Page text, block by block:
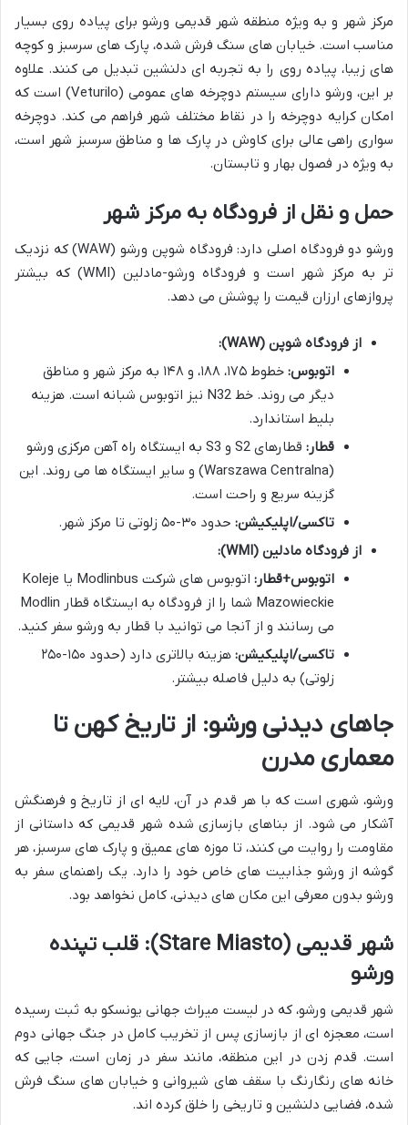
مرکز شهر و به ویژه منطقه شهر قدیمی ورشو برای پیاده روی بسیار
مناسب است. خیابان های سنگ فرش شده، پارک های سرسبز و کوچه
های زیبا، پیاده روی را به تجربه ای دلنشین تبدیل می کنند. علاوه
بر این، ورشو دارای سیستم دوچرخه های عمومی (Veturilo) است که
امکان کرایه دوچرخه را در نقاط مختلف شهر فراهم می کند. دوچرخه
سواری راهی عالی برای کاوش در پارک ها و مناطق سرسبز شهر است،
به ویژه در فصول بهار و تابستان.
حمل و نقل از فرودگاه به مرکز شهر
ورشو دو فرودگاه اصلی دارد: فرودگاه شوپن ورشو (WAW) که نزدیک
تر به مرکز شهر است و فرودگاه ورشو-مادلین (WMI) که بیشتر
پروازهای ارزان قیمت را پوشش می دهد.
از فرودگاه شوپن (WAW):
اتوبوس:
خطوط ۱۷۵، ۱۸۸، و ۱۴۸ به مرکز شهر و مناطق
دیگر می روند. خط N32 نیز اتوبوس شبانه است. هزینه
بلیط استاندارد.
قطار:
قطارهای S2 و S3 به ایستگاه راه آهن مرکزی ورشو
(Warszawa Centralna) و سایر ایستگاه ها می روند. این
گزینه سریع و راحت است.
تاکسی/اپلیکیشن: حدود ۳۰-۵۰ زلوتی تا مرکز شهر.
از فرودگاه مادلین (WMI):
اتوبوس+قطار:
اتوبوس های شرکت Modlinbus یا Koleje
Mazowieckie شما را از فرودگاه به ایستگاه قطار Modlin
می رسانند و از آنجا می توانید با قطار به ورشو سفر کنید.
تاکسی/اپلیکیشن:
هزینه بالاتری دارد (حدود ۱۵۰-۲۵۰
زلوتی) به دلیل فاصله بیشتر.
جاهای دیدنی ورشو: از تاریخ کهن تا
معماری مدرن
ورشو، شهری است که با هر قدم در آن، لایه ای از تاریخ و فرهنگش
آشکار می شود. از بناهای بازسازی شده شهر قدیمی که داستانی از
مقاومت را روایت می کنند، تا موزه های عمیق و پارک های سرسبز، هر
گوشه از ورشو جذابیت های خاص خود را دارد. یک راهنمای سفر به
ورشو بدون معرفی این مکان های دیدنی، کامل نخواهد بود.
شهر قدیمی (Stare Miasto): قلب تپنده
ورشو
شهر قدیمی ورشو، که در لیست میراث جهانی یونسکو به ثبت رسیده
است، معجزه ای از بازسازی پس از تخریب کامل در جنگ جهانی دوم
است. قدم زدن در این منطقه، مانند سفر در زمان است، جایی که
خانه های رنگارنگ با سقف های شیروانی و خیابان های سنگ فرش
شده، فضایی دلنشین و تاریخی را خلق کرده اند.